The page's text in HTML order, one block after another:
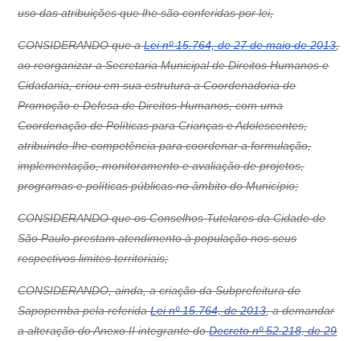
uso das atribuições que lhe são conferidas por lei,
CONSIDERANDO que aLei nº 15.764, de 27 de maio de 2013,
ao reorganizar a Secretaria Municipal de Direitos Humanos e
Cidadania, criou em sua estrutura a Coordenadoria de
Promoção e Defesa de Direitos Humanos, com uma
Coordenação de Políticas para Crianças e Adolescentes,
atribuindo-lhe competência para coordenar a formulação,
implementação, monitoramento e avaliação de projetos,
programas e políticas públicas no âmbito do Município;
CONSIDERANDO que os Conselhos Tutelares da Cidade de
São Paulo prestam atendimento à população nos seus
respectivos limites territoriais;
CONSIDERANDO, ainda, a criação da Subprefeitura de
Sapopemba pela referidaLei nº 15.764, de 2013, a demandar
a alteração do Anexo II integrante doDecreto nº 52.218, de 29